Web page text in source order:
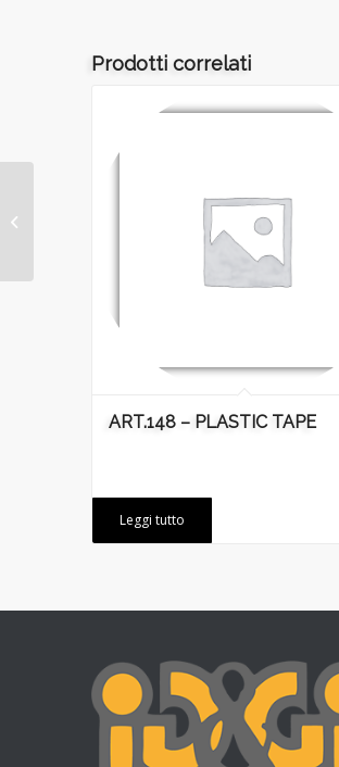
Prodotti correlati
ART.148 – PLASTIC TAPE
Leggi tutto